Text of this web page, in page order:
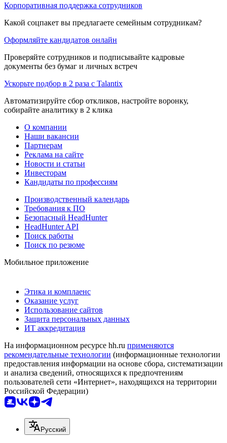
Корпоративная поддержка сотрудников
Какой соцпакет вы предлагаете семейным сотрудникам?
Оформляйте кандидатов онлайн
Проверяйте сотрудников и подписывайте кадровые
документы без бумаг и личных встреч
Ускорьте подбор в 2 раза с Talantix
Автоматизируйте сбор откликов, настройте воронку,
собирайте аналитику в 2 клика
О компании
Наши вакансии
Партнерам
Реклама на сайте
Новости и статьи
Инвесторам
Кандидаты по профессиям
Производственный календарь
Требования к ПО
Безопасный HeadHunter
HeadHunter API
Поиск работы
Поиск по резюме
Мобильное приложение
Этика и комплаенс
Оказание услуг
Использование сайтов
Защита персональных данных
ИТ аккредитация
На информационном ресурсе hh.ru применяются
рекомендательные технологии (информационные технологии
предоставления информации на основе сбора, систематизации
и анализа сведений, относящихся к предпочтениям
пользователей сети «Интернет», находящихся на территории
Российской Федерации)
Русский